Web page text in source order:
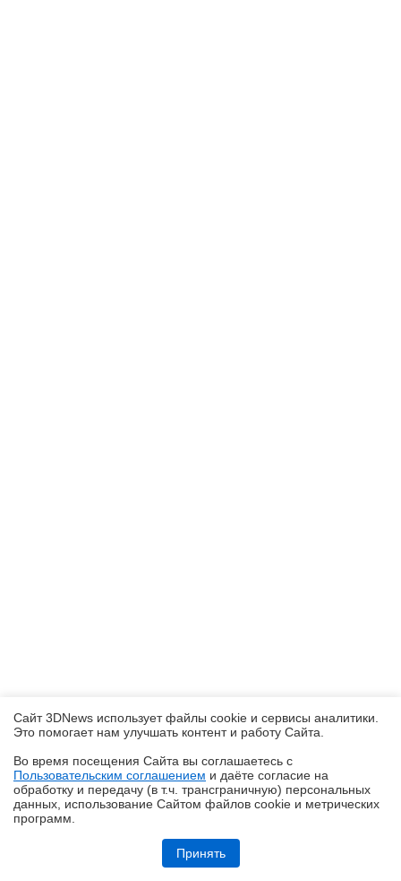
Обзор ультрабука ASUS Zenbook A16 (UX3607OA) с Copilot+ PC: ИИ
Сайт 3DNews использует файлы cookie и сервисы аналитики.
Это помогает нам улучшать контент и работу Cайта.
Во время посещения Cайта вы соглашаетесь с
Пользовательским соглашением и даёте согласие на
обработку и передачу (в т.ч. трансграничную) персональных
данных, использование Cайтом файлов cookie и метрических
программ.
Принять